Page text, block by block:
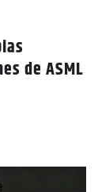
de ASML